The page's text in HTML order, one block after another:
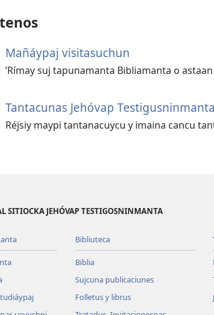
Mañáypaj visitasuchun
’Rímay suj tapunamanta Bibliamanta o
Tantacunas Jehóvap Testigusninmanta
Réjsiy maypi tantanacuycu y imaina cancu
SITIOCKA JEHÓVAP TESTIGOSNINMANTA
Bibliuteca
Biblia
Sujcuna publicaciunes
Folletus y librus